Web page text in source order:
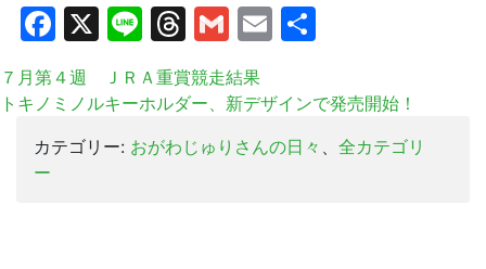
Facebook
X LineThreads
Gmail
Email
７月第４週 ＪＲＡ重賞競走結果
トキノミノルキーホルダー、新デザインで発売開始！
カテゴリー: おがわじゅりさんの日々
全カテゴリ
ー